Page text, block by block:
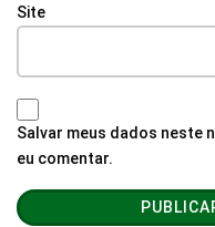
Site
Salvar meus dados neste
eu comentar.